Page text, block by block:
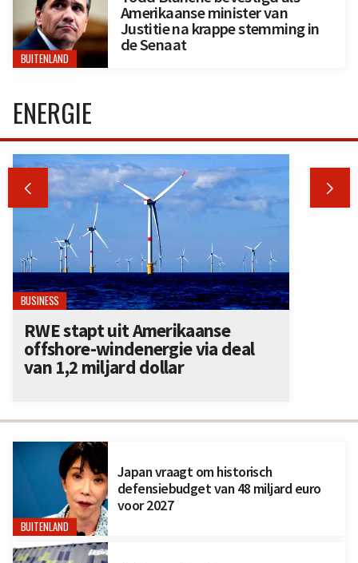
BUITENLAND
Amerikaanse minister van
Justitie na krappe stemming in
de Senaat
BUITENLAND
Japan vraagt om historisch
defensiebudget van 48 miljard euro
voor 2027
ENERGIE
 
BUSINESS
RWE stapt uit Amerikaanse
offshore-windenergie via deal
van 1,2 miljard dollar